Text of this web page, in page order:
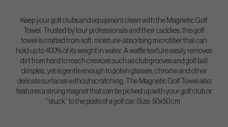
Keep your golf clubs and equipment clean with the Magnetic Golf
Towel. Trusted by tour professionals and their caddies, this golf
towel is crafted from soft, moisture-absorbing microfiber that can
hold up to 400% of its weight in water. A waffle texture easily removes
dirt from hard to reach crevices such as club grooves and golf ball
dimples, yet is gentle enough to polish glasses, chrome and other
delicate surfaces without scratching. The Magnetic Golf Towel also
features a strong magnet that can be picked up with your golf club or
“stuck” to the posts of a golf car. Size: 50x50 cm.